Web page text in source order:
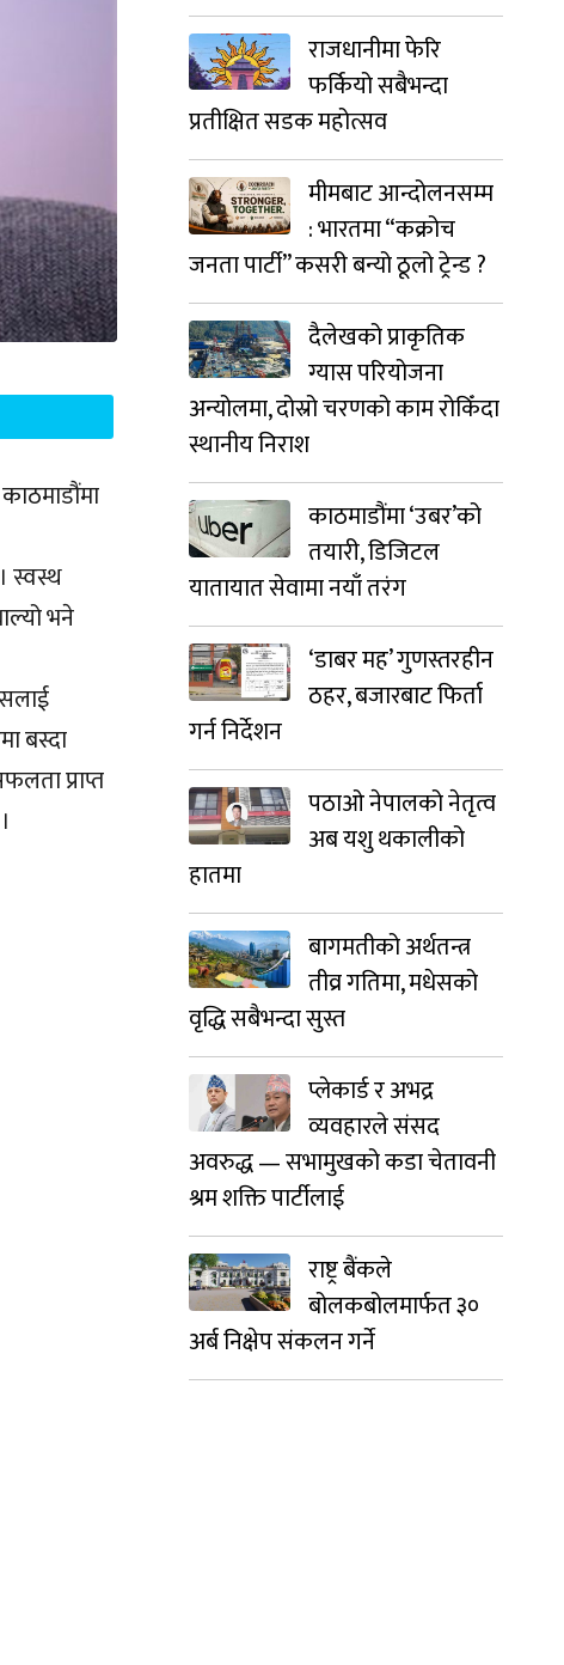
स्वस्थ
भने
बस्दा
प्राप्त
राजधानीमा फेरि
फर्कियो सबैभन्दा
प्रतीक्षित सडक महोत्सव
मीमबाट आन्दोलनसम्म
: भारतमा “कक्रोच
जनता पार्टी” कसरी बन्यो ठूलो ट्रेन्ड ?
दैलेखको प्राकृतिक
ग्यास परियोजना
अन्योलमा, दोस्रो चरणको काम रोकिँदा
स्थानीय निराश
काठमाडौंमा ‘उबर’को
तयारी, डिजिटल
यातायात सेवामा नयाँ तरंग
‘डाबर मह’ गुणस्तरहीन
ठहर, बजारबाट फिर्ता
गर्न निर्देशन
पठाओ नेपालको नेतृत्व
अब यशु थकालीको
हातमा
बागमतीको अर्थतन्त्र
तीव्र गतिमा, मधेसको
वृद्धि सबैभन्दा सुस्त
प्लेकार्ड र अभद्र
व्यवहारले संसद
अवरुद्ध — सभामुखको कडा चेतावनी
श्रम शक्ति पार्टीलाई
राष्ट्र बैंकले
बोलकबोलमार्फत ३०
अर्ब निक्षेप संकलन गर्ने